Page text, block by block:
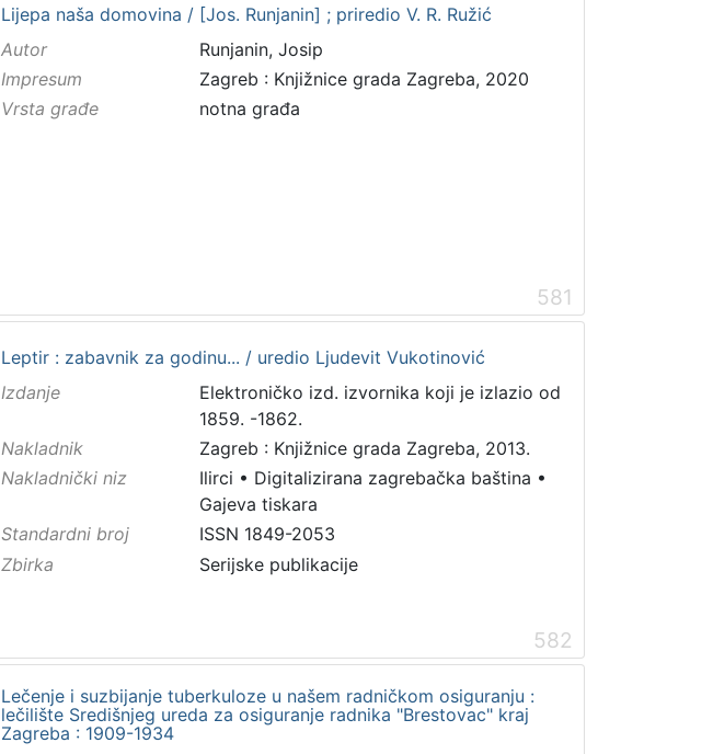
Lijepa naša domovina / [Jos. Runjanin] ; priredio V. R. Ružić
Autor
Runjanin, Josip
Impresum
Zagreb : Knjižnice grada Zagreba, 2020
Vrsta građe
notna građa
581
Leptir : zabavnik za godinu... / uredio Ljudevit Vukotinović
Izdanje
Elektroničko izd. izvornika koji je izlazio od
1859. -1862.
Nakladnik
Zagreb : Knjižnice grada Zagreba, 2013.
Nakladnički niz
Ilirci • Digitalizirana zagrebačka baština •
Gajeva tiskara
Standardni broj
ISSN 1849-2053
Zbirka
Serijske publikacije
582
Lečenje i suzbijanje tuberkuloze u našem radničkom osiguranju :
lečilište Središnjeg ureda za osiguranje radnika "Brestovac" kraj
Zagreba : 1909-1934